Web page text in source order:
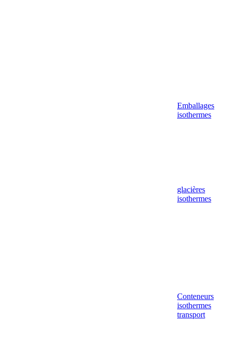
Emballages
isothermes
glacières
isothermes
Conteneurs
isothermes
transport